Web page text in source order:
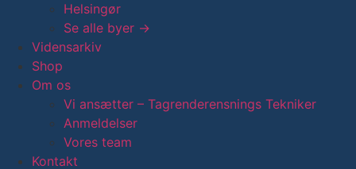
Helsingør
Se alle byer →
Vidensarkiv
Shop
Om os
Vi ansætter – Tagrenderensnings Tekniker
Anmeldelser
Vores team
Kontakt